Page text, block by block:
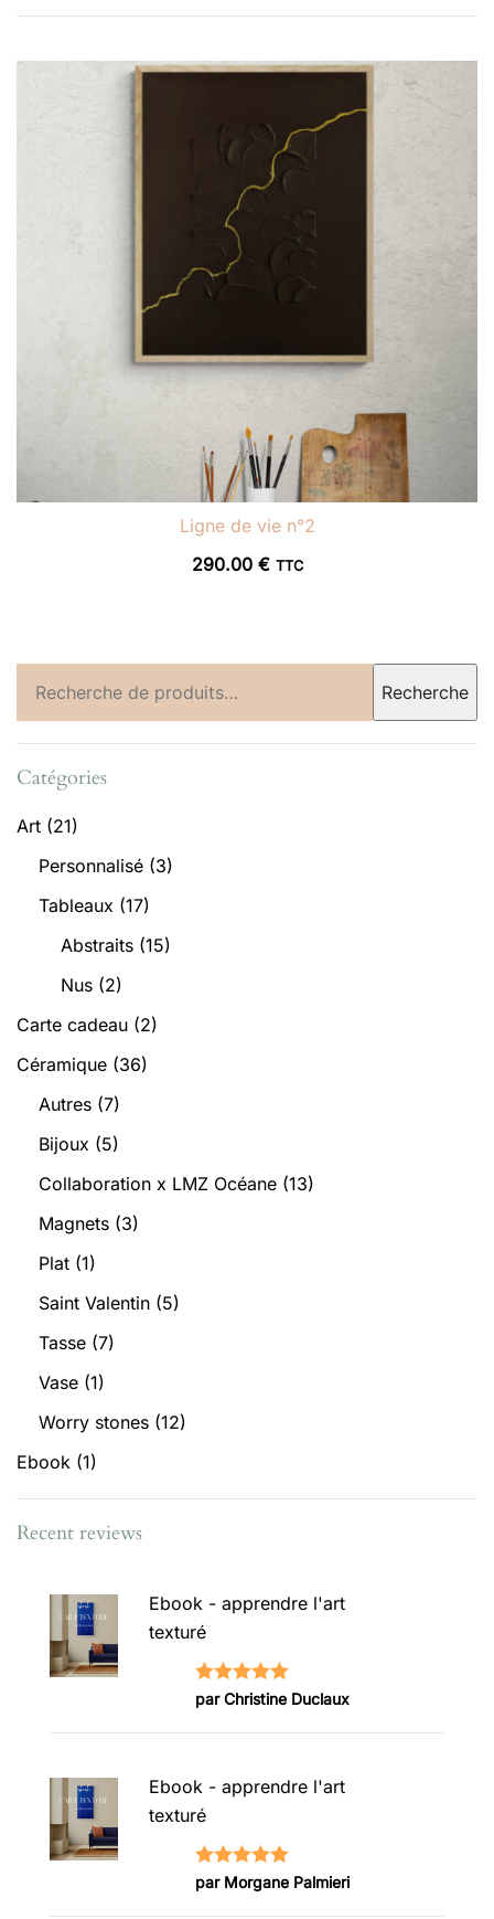
Ligne de vie n°2
290.00 € TTC
pour :
Recherche
Catégories
Art (21)
Personnalisé (3)
Tableaux (17)
Abstraits (15)
Nus (2)
Carte cadeau (2)
Céramique (36)
Autres (7)
Bijoux (5)
Collaboration x LMZ Océane (13)
Magnets (3)
Plat (1)
Saint Valentin (5)
Tasse (7)
Vase (1)
Worry stones (12)
Ebook (1)
Recent reviews
Ebook - apprendre l'art
texturé
Note5sur
par Christine Duclaux
Ebook - apprendre l'art
texturé
Note5sur
par Morgane Palmieri